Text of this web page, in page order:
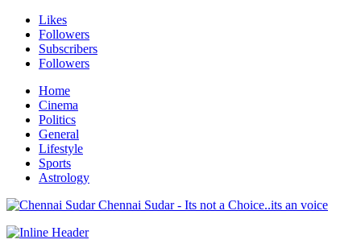
Likes
Followers
Subscribers
Followers
Home
Cinema
Politics
General
Lifestyle
Sports
Astrology
Chennai Sudar - Its not a Choice..its an voice